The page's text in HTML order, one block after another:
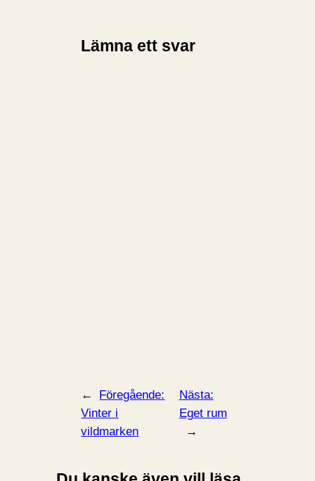
Lämna ett svar
←
Föregående:
Vinter i
vildmarken
Nästa:
Eget rum
→